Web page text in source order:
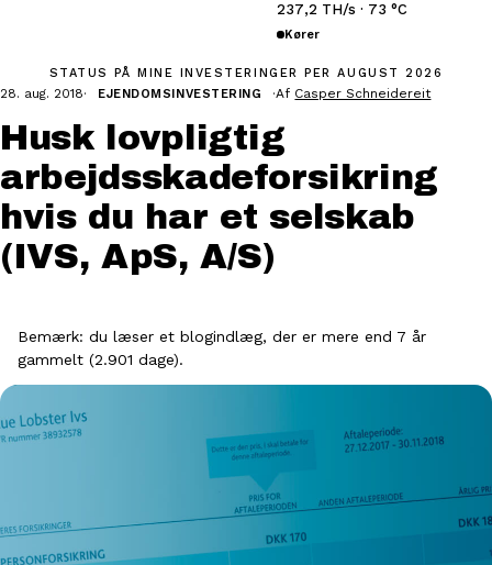
237,2 TH/s · 73 °C
Kører
STATUS PÅ MINE INVESTERINGERPER AUGUST 2026
28. aug. 2018· EJENDOMSINVESTERING ·Af Casper Schneidereit
Husk lovpligtig
arbejdsskadeforsikring
hvis du har et selskab
(IVS, ApS, A/S)
Bemærk: du læser et blogindlæg, der er mere end 7 år
gammelt (2.901 dage).